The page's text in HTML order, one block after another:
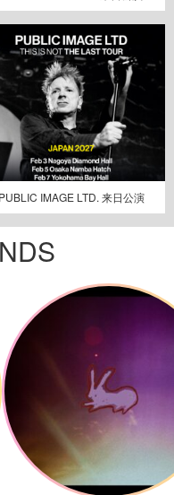
PUBLIC IMAGE LTD. 来日公演